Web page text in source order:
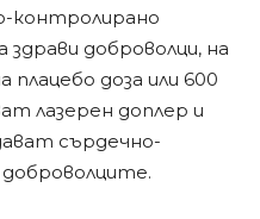
контролирано
здрави доброволци, на
доза или 600
лазерен доплер и
сърдечно-